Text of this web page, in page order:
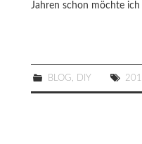
Jahren schon möchte
BLOG DIY